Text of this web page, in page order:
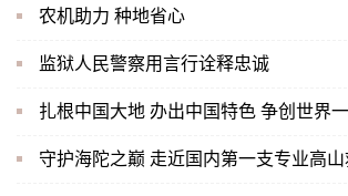
农机助力 种地省心
监狱人民警察用言行诠释忠诚
扎根中国大地 办出中国特色 争创
守护海陀之巅 走近国内第一支专业高山